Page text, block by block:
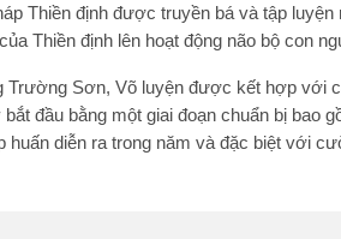
Thiền định được truyền bá và tập
Thiền định lên hoạt động não bộ con
Trường Sơn, Võ luyện được kết hợp với
đầu bằng một giai đoạn chuẩn bị
huấn diễn ra trong năm và đặc biệt với